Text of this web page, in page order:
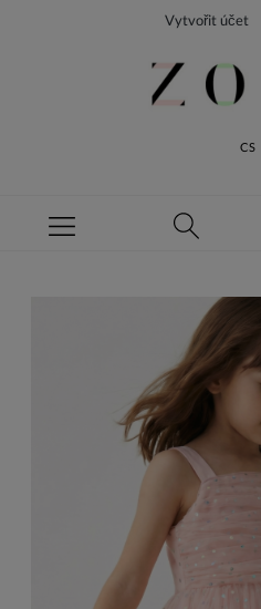
Vytvořit účet
CS